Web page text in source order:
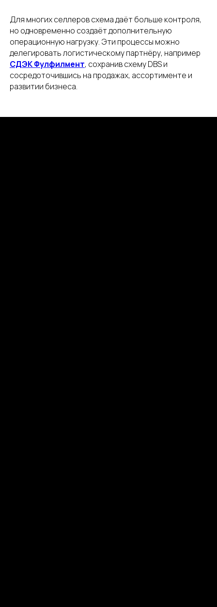
Для многих селлеров схема даёт больше контроля,
но одновременно создаёт дополнительную
операционную нагрузку. Эти процессы можно
делегировать логистическому партнёру, например
СДЭК Фулфилмент, сохранив схему DBS и
сосредоточившись на продажах, ассортименте и
развитии бизнеса.